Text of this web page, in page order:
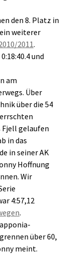
den 8. Platz in
weiterer
2011.
und
am
Über
über die 54
Fjell gelaufen
in das
in seiner AK
Hoffnung
Wir
4:57,12
.
über 60,
meint.